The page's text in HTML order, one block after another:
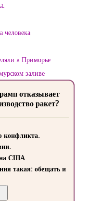
человека
в Приморье
заливе
отказывает
ракет?
конфликта.
на США
такая: обещать и